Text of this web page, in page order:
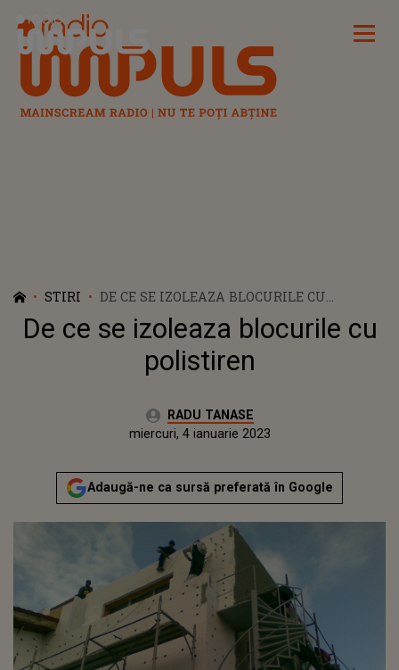
Radio Impuls
STIRI
DE CE SE IZOLEAZA BLOCURILE CU
POLISTIREN
De ce se izoleaza blocurile cu
polistiren
Autor:RADU TANASE
marți, 4 ianuarie 2022Actualizat:
miercuri, 4 ianuarie 2023
Adaugă-ne ca sursă preferată în Google